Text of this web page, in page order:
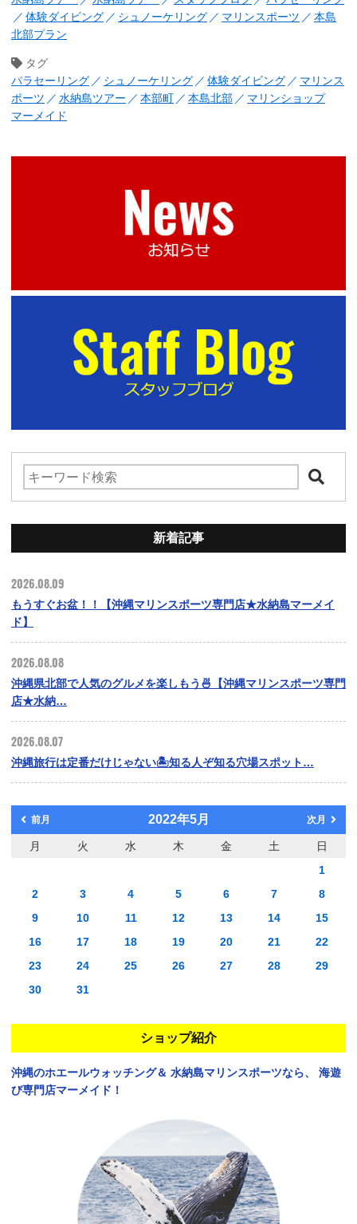
体験ダイビング
シュノーケリング マリンスポーツ
本島
北部プラン
タグ
パラセーリング
シュノーケリング 体験ダイビング
マリンス
ポーツ
水納島ツアー 本部町 本島北部
マリンショップ
マーメイド
新着記事
2026.08.09
もうすぐお盆！！【沖縄マリンスポーツ専門店★水納島マーメイ
ド】
2026.08.08
沖縄県北部で人気のグルメを楽しもう🍜【沖縄マリンスポーツ専門
店★水納…
2026.08.07
沖縄旅行は定番だけじゃない🏝️知る人ぞ知る穴場スポット…
前月 2022年5月 次月
月 火 水 木 金 土
日
1
2
3 4 5 6 7
8
9
10 11 12 13 14
15
16
17 18 19 20 21
22
23
24 25 26 27 28
29
30
31
ショップ紹介
沖縄のホエールウォッチング＆ 水納島マリンスポーツなら、
海遊
び専門店マーメイド！